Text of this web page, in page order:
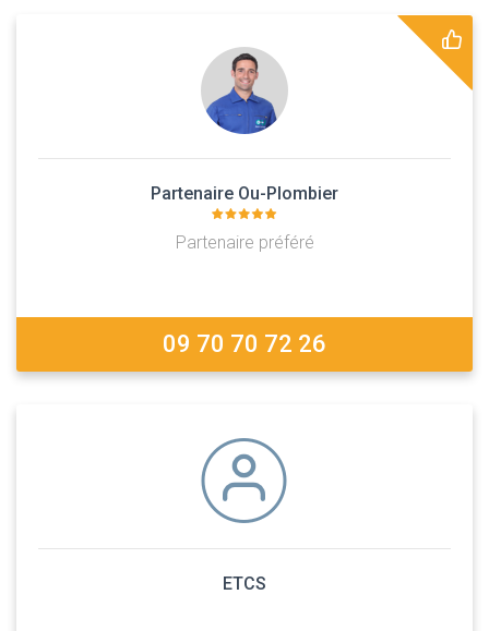
Partenaire Ou-Plombier
Partenaire préféré
09 70 70 72 26
ETCS